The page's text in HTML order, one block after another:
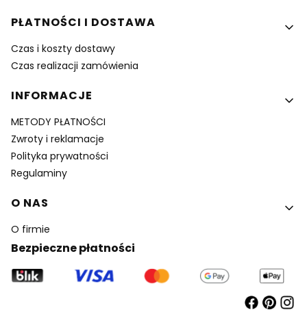
PŁATNOŚCI I DOSTAWA
Czas i koszty dostawy
Czas realizacji zamówienia
INFORMACJE
METODY PŁATNOŚCI
Zwroty i reklamacje
Polityka prywatności
Regulaminy
O NAS
O firmie
Bezpieczne płatności